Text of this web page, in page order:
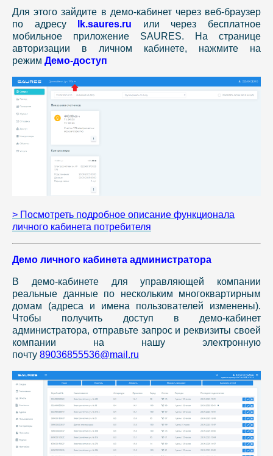
Для этого зайдите в демо-кабинет через веб-браузер
по адресу
lk.saures.ru или через бесплатное
мобильное приложение SAURES. На странице
авторизации в личном кабинете, нажмите на
режим Демо-доступ
> Посмотреть подробное описание функционала
личного кабинета потребителя
Демо личного кабинета администратора
В демо-кабинете для управляющей компании
реальные данные по нескольким многоквартирным
домам (адреса и имена пользователей изменены).
Чтобы получить доступ в демо-кабинет
администратора, отправьте запрос и реквизиты своей
компании на нашу электронную
почту 89036855536@mail.ru